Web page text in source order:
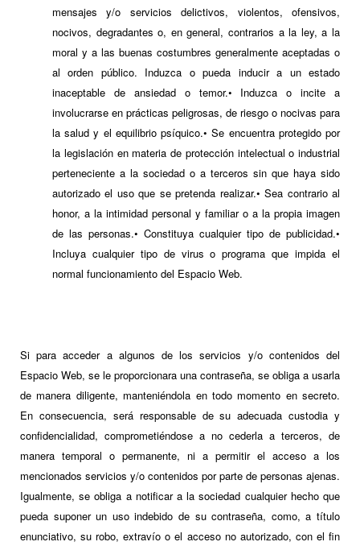
mensajes y/o servicios delictivos, violentos, ofensivos,
nocivos, degradantes o, en general, contrarios a la ley, a la
moral y a las buenas costumbres generalmente aceptadas o
al orden público. Induzca o pueda inducir a un estado
inaceptable de ansiedad o temor.• Induzca o incite a
involucrarse en prácticas peligrosas, de riesgo o nocivas para
la salud y el equilibrio psíquico.• Se encuentra protegido por
la legislación en materia de protección intelectual o industrial
perteneciente a la sociedad o a terceros sin que haya sido
autorizado el uso que se pretenda realizar.• Sea contrario al
honor, a la intimidad personal y familiar o a la propia imagen
de las personas.• Constituya cualquier tipo de publicidad.•
Incluya cualquier tipo de virus o programa que impida el
normal funcionamiento del Espacio Web.
Si para acceder a algunos de los servicios y/o contenidos del
Espacio Web, se le proporcionara una contraseña, se obliga a usarla
de manera diligente, manteniéndola en todo momento en secreto.
En consecuencia, será responsable de su adecuada custodia y
confidencialidad, comprometiéndose a no cederla a terceros, de
manera temporal o permanente, ni a permitir el acceso a los
mencionados servicios y/o contenidos por parte de personas ajenas.
Igualmente, se obliga a notificar a la sociedad cualquier hecho que
pueda suponer un uso indebido de su contraseña, como, a título
enunciativo, su robo, extravío o el acceso no autorizado, con el fin